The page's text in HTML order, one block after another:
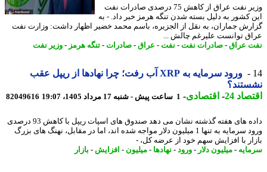
وزیر نفت عراق از کاهش 75 درصدی صادرات نفت
کشور به دلیل بسته شدن تنگه هرمز خبر داد. - به
جماران، به نقل از الجزیره، باسم محمد خضیر اظهار داشت: وزارت نفت
توانست علیرغم چالش ...
عراق- صادرات نفت -نفت -عراق- صادرات- تنگه هرمز- وزیر نفت
ورود سرمایه به XRP آب رفت؛ چرا نهادها از ریپل عقب
24
-اقتصادی-1 ساعت پیش - شنبه 17 مرداد 1405، 19:07 82049616
داده های هفته گذشته نشان می دهد صندوق های اسپات ریپل با کاهش 93 درصدی
ورود سرمایه به تنها 1 میلیون دلار مواجه شده اند، اما در مقابل، نهنگ های بزرگ
با افزایش سهم خود از عرضه کل، -
-میلیون دلار-ورود - نهادها-میلیون-افزایش -بازار